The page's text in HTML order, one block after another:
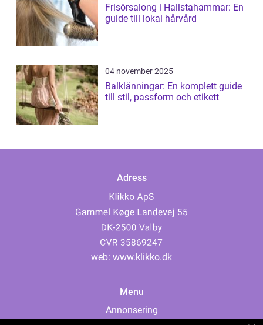
Frisörsalong i Hallstahammar: En
guide till lokal hårvård
04 november 2025
Balklänningar: En komplett guide
till stil, passform och etikett
Adress
web: www.klikko.dk
Menu
Annonsering